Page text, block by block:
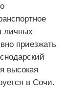
личных
приезжать
высокая
в Сочи.